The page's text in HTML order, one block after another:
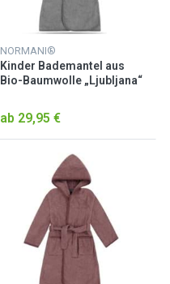
NORMANI®
Kinder Bademantel aus
Bio-Baumwolle „Ljubljana“
ab 29,95 €